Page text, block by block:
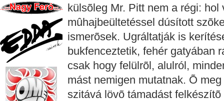
külsõleg Mr. Pitt nem a régi:
mûhajbeültetéssel dúsított
ismerõsek. Ugráltatják is
bukfenceztetik, fehér gatyában
csak hogy felülrõl, alulról,
mást nemigen mutatnak. Õ
szitává lövõ támadást